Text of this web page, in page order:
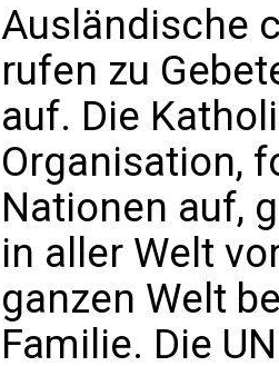
Ausländische
rufen zu
auf. Die
Organisation,
Nationen auf,
in aller Welt
ganzen Welt
Familie. Die